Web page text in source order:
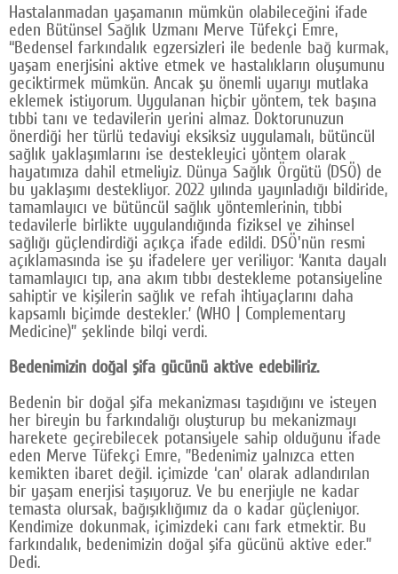
Google Plus
© 2026 TÜM HAKLARI SAKLIDIR
Hastalanmadan yaşamanın mümkün olabileceğini ifade
eden Bütünsel Sağlık Uzmanı Merve Tüfekçi Emre,
“Bedensel farkındalık egzersizleri ile bedenle bağ kurmak,
yaşam enerjisini aktive etmek ve hastalıkların oluşumunu
geciktirmek mümkün. Ancak şu önemli uyarıyı mutlaka
eklemek istiyorum. Uygulanan hiçbir yöntem, tek başına
tıbbi tanı ve tedavilerin yerini almaz. Doktorunuzun
önerdiği her türlü tedaviyi eksiksiz uygulamalı, bütüncül
sağlık yaklaşımlarını ise destekleyici yöntem olarak
hayatımıza dahil etmeliyiz. Dünya Sağlık Örgütü (DSÖ) de
bu yaklaşımı destekliyor. 2022 yılında yayınladığı bildiride,
tamamlayıcı ve bütüncül sağlık yöntemlerinin, tıbbi
tedavilerle birlikte uygulandığında fiziksel ve zihinsel
sağlığı güçlendirdiği açıkça ifade edildi. DSÖ'nün resmi
açıklamasında ise şu ifadelere yer veriliyor: ‘Kanıta dayalı
tamamlayıcı tıp, ana akım tıbbı destekleme potansiyeline
sahiptir ve kişilerin sağlık ve refah ihtiyaçlarını daha
kapsamlı biçimde destekler.’ (WHO | Complementary
Medicine)” şeklinde bilgi verdi.
Bedenimizin doğal şifa gücünü aktive edebiliriz.
Bedenin bir doğal şifa mekanizması taşıdığını ve isteyen
her bireyin bu farkındalığı oluşturup bu mekanizmayı
harekete geçirebilecek potansiyele sahip olduğunu ifade
eden Merve Tüfekçi Emre, ”Bedenimiz yalnızca etten
kemikten ibaret değil. içimizde ‘can’ olarak adlandırılan
bir yaşam enerjisi taşıyoruz. Ve bu enerjiyle ne kadar
temasta olursak, bağışıklığımız da o kadar güçleniyor.
Kendimize dokunmak, içimizdeki canı fark etmektir. Bu
farkındalık, bedenimizin doğal şifa gücünü aktive eder.”
Dedi.